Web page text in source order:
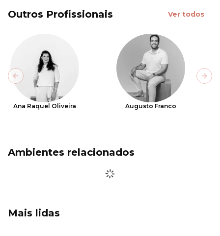
Outros Profissionais Ver todos
Ana Raquel Oliveira Augusto Franco
Previous slide
Ambientes relacionados
Mais lidas